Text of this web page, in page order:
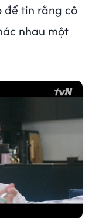
để tin rằng cô
nhau một